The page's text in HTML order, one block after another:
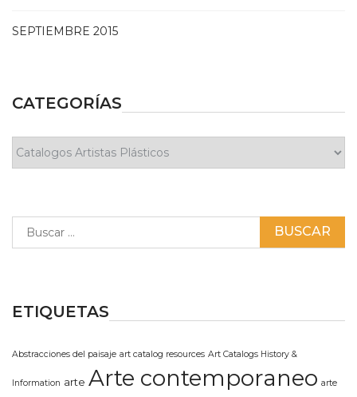
SEPTIEMBRE 2015
CATEGORÍAS
ETIQUETAS
Abstracciones del paisaje art catalog resources Art Catalogs History &
Information arte Arte contemporaneo arte